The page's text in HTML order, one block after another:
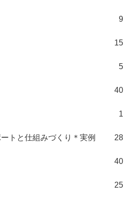
9
15
5
40
1
トと仕組みづくり＊実例 28
40
25